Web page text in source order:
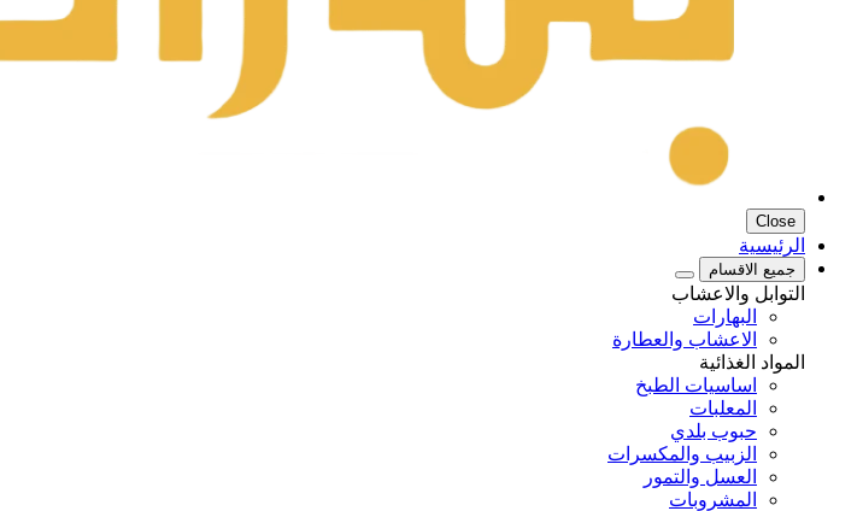
Close
الرئيسية
جميع الاقسام
التوابل والاعشاب
البهارات
الاعشاب والعطارة
المواد الغذائية
اساسيات الطبخ
المعلبات
حبوب بلدي
الزبيب والمكسرات
العسل والتمور
المشروبات